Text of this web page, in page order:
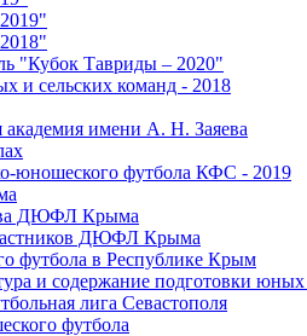
"Кубок Тавриды – 2020"
и сельских команд - 2018
академия имени А. Н. Заяева
юношеского футбола КФС - 2019
ДЮФЛ Крыма
ДЮФЛ Крыма
футбола в Республике Крым
и содержание подготовки юных
лига Севастополя
футбола